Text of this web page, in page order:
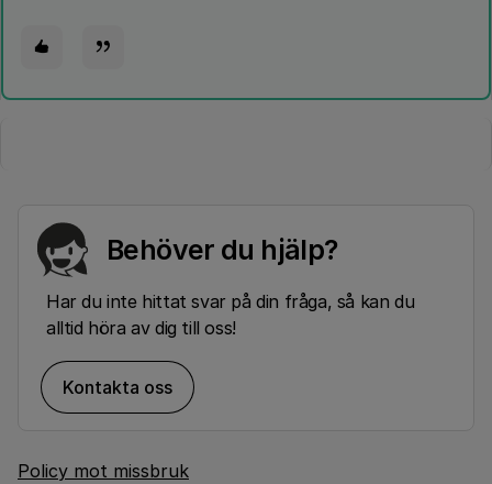
Behöver du hjälp?
Har du inte hittat svar på din fråga, så kan du
alltid höra av dig till oss!
Kontakta oss
Policy mot missbruk